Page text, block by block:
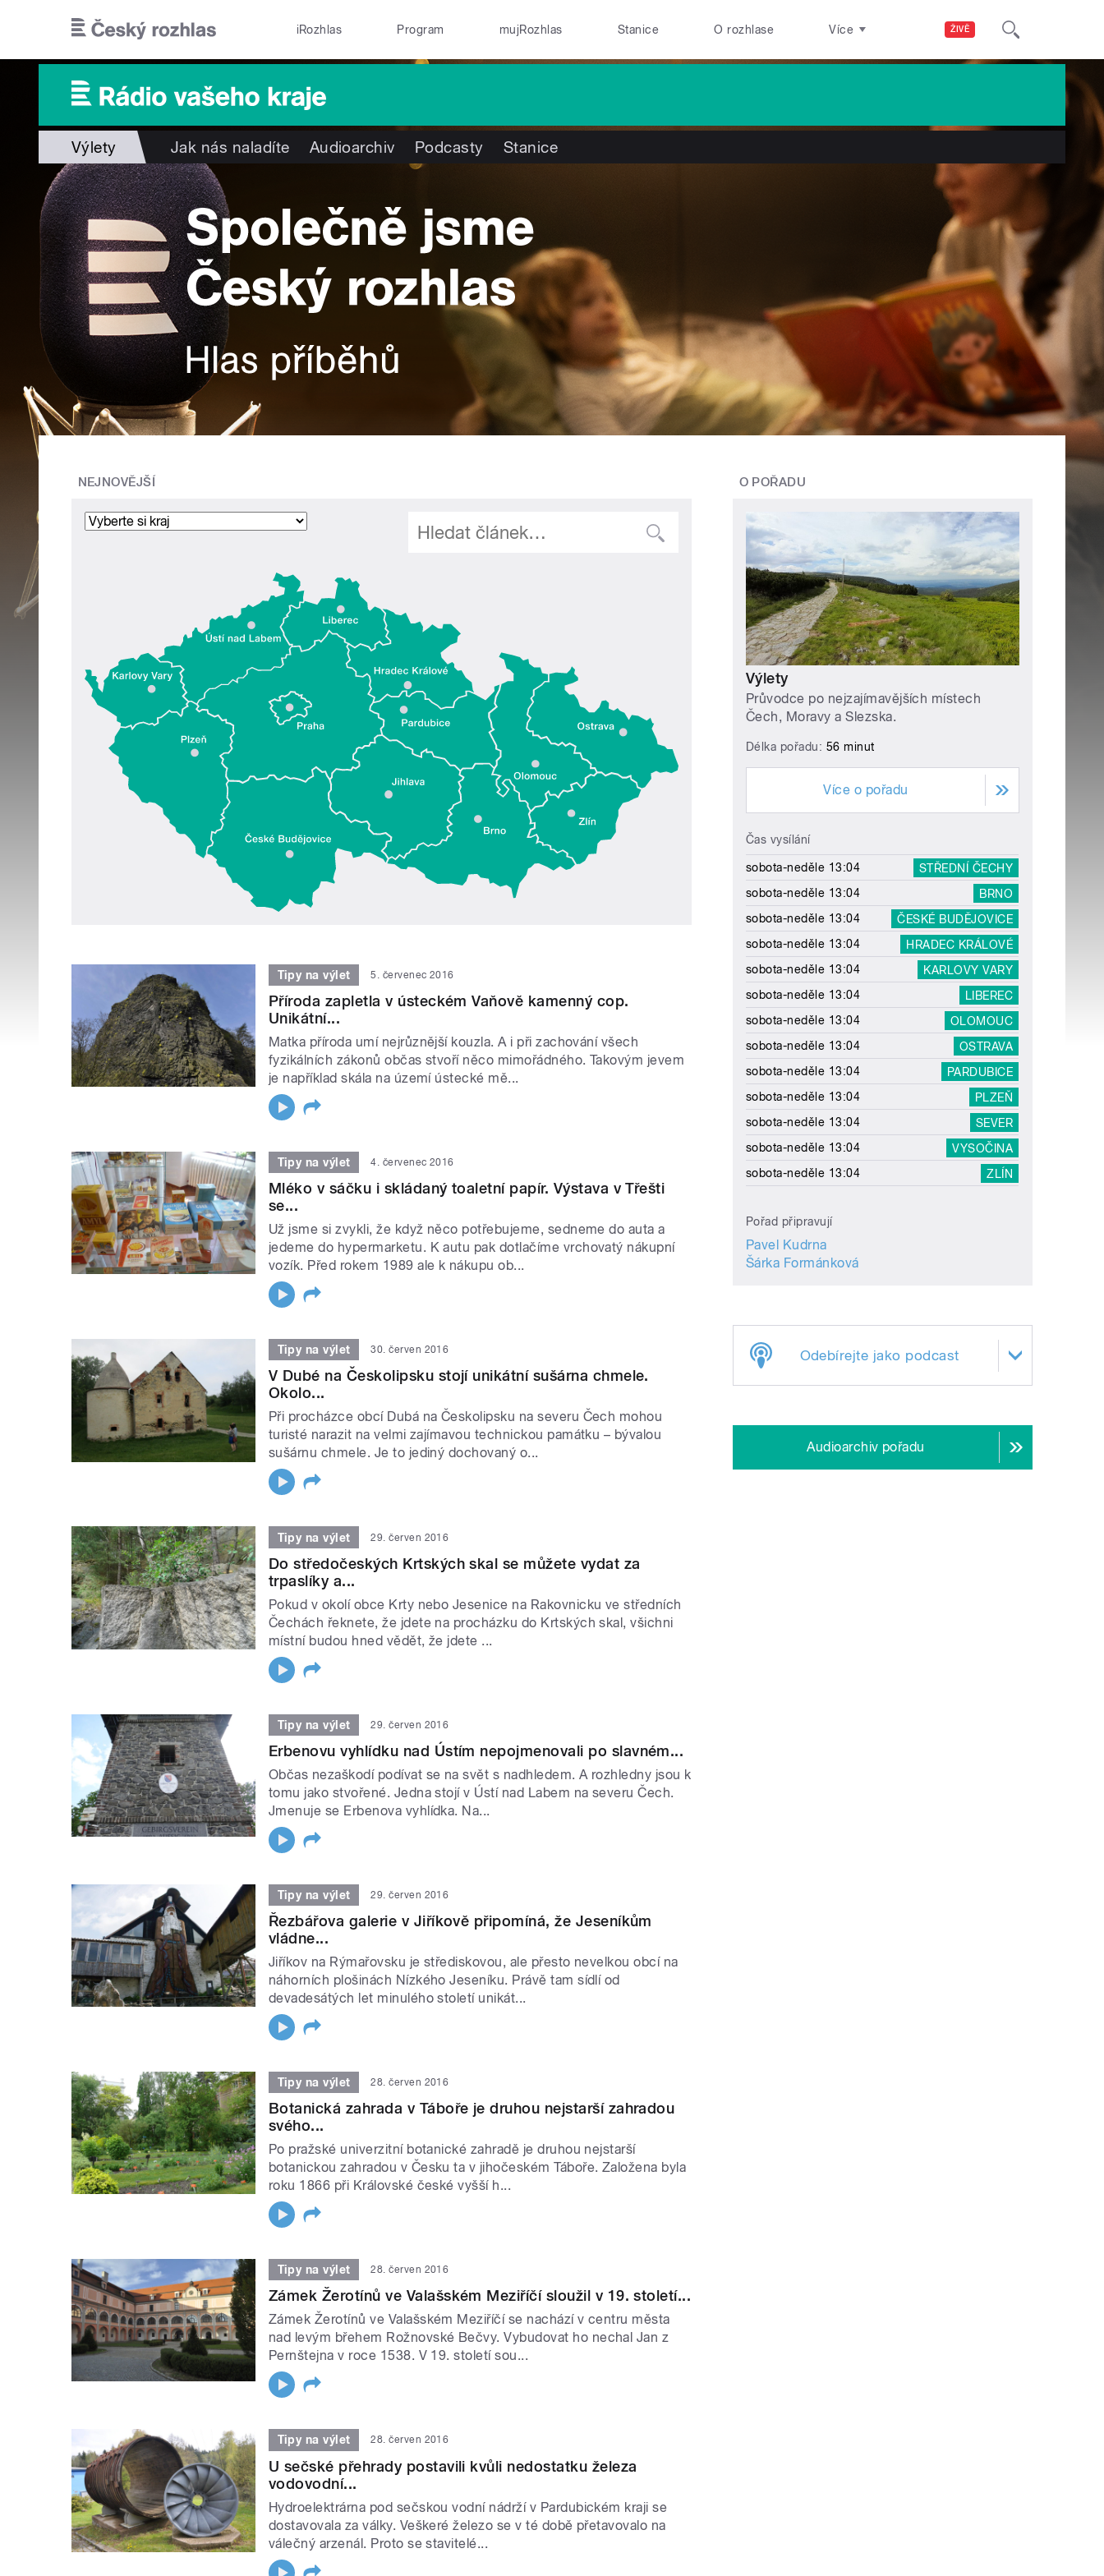
ŽIVĚ
iRozhlas Program mujRozhlas Stanice O rozhlase Více
Výlety Jak nás naladíte Audioarchiv Podcasty Stanice
NEJNOVĚJŠÍ
Tipy na výlet 5. červenec 2016
Příroda zapletla v ústeckém Vaňově kamenný cop.
Unikátní...
Matka příroda umí nejrůznější kouzla. A i při zachování všech
fyzikálních zákonů občas stvoří něco mimořádného. Takovým jevem
je například skála na území ústecké mě...
Tipy na výlet 4. červenec 2016
Mléko v sáčku i skládaný toaletní papír. Výstava v Třešti
se...
Už jsme si zvykli, že když něco potřebujeme, sedneme do auta a
jedeme do hypermarketu. K autu pak dotlačíme vrchovatý nákupní
vozík. Před rokem 1989 ale k nákupu ob...
Tipy na výlet 30. červen 2016
V Dubé na Českolipsku stojí unikátní sušárna chmele.
Okolo...
Při procházce obcí Dubá na Českolipsku na severu Čech mohou
turisté narazit na velmi zajímavou technickou památku – bývalou
sušárnu chmele. Je to jediný dochovaný o...
Tipy na výlet 29. červen 2016
Do středočeských Krtských skal se můžete vydat za
trpaslíky a...
Pokud v okolí obce Krty nebo Jesenice na Rakovnicku ve středních
Čechách řeknete, že jdete na procházku do Krtských skal, všichni
místní budou hned vědět, že jdete ...
Tipy na výlet 29. červen 2016
Erbenovu vyhlídku nad Ústím nepojmenovali po slavném...
Občas nezaškodí podívat se na svět s nadhledem. A rozhledny jsou k
tomu jako stvořené. Jedna stojí v Ústí nad Labem na severu Čech.
Jmenuje se Erbenova vyhlídka. Na...
Tipy na výlet 29. červen 2016
Řezbářova galerie v Jiříkově připomíná, že Jeseníkům
vládne...
Jiříkov na Rýmařovsku je střediskovou, ale přesto nevelkou obcí na
náhorních plošinách Nízkého Jeseníku. Právě tam sídlí od
devadesátých let minulého století unikát...
Tipy na výlet 28. červen 2016
Botanická zahrada v Táboře je druhou nejstarší zahradou
svého...
Po pražské univerzitní botanické zahradě je druhou nejstarší
botanickou zahradou v Česku ta v jihočeském Táboře. Založena byla
roku 1866 při Královské české vyšší h...
Tipy na výlet 28. červen 2016
Zámek Žerotínů ve Valašském Meziříčí sloužil v 19. století...
Zámek Žerotínů ve Valašském Meziříčí se nachází v centru města
nad levým břehem Rožnovské Bečvy. Vybudovat ho nechal Jan z
Pernštejna v roce 1538. V 19. století sou...
Tipy na výlet 28. červen 2016
U sečské přehrady postavili kvůli nedostatku železa
vodovodní...
Hydroelektrárna pod sečskou vodní nádrží v Pardubickém kraji se
dostavovala za války. Veškeré železo se v té době přetavovalo na
válečný arzenál. Proto se stavitelé...
O POŘADU
Výlety
Průvodce po nejzajímavějších místech
Čech, Moravy a Slezska.
Délka pořadu: 56 minut
Více o pořadu
Čas vysílání
sobota-neděle 13:04
STŘEDNÍ ČECHY
sobota-neděle 13:04
BRNO
sobota-neděle 13:04
ČESKÉ BUDĚJOVICE
sobota-neděle 13:04
HRADEC KRÁLOVÉ
sobota-neděle 13:04
KARLOVY VARY
sobota-neděle 13:04
LIBEREC
sobota-neděle 13:04
OLOMOUC
sobota-neděle 13:04
OSTRAVA
sobota-neděle 13:04
PARDUBICE
sobota-neděle 13:04
PLZEŇ
sobota-neděle 13:04
SEVER
sobota-neděle 13:04
VYSOČINA
sobota-neděle 13:04
ZLÍN
Pořad připravují
Pavel Kudrna
Šárka Formánková
Odebírejte jako podcast
Audioarchiv pořadu